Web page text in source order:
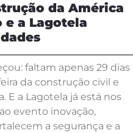
da América
e a Lagotela
faltam apenas 29 dias
da construção civil e
E a Lagotela já está nos
evento inovação,
a segurança e a